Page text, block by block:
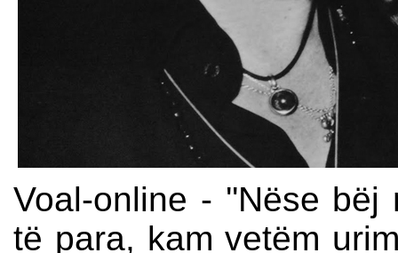
Voal-online - ''Nëse
të para, kam vetëm